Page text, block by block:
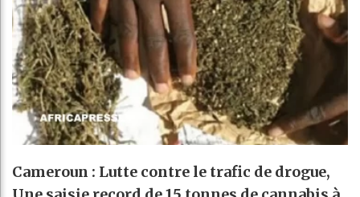
Cameroun : Lutte contre le trafic de drogue,